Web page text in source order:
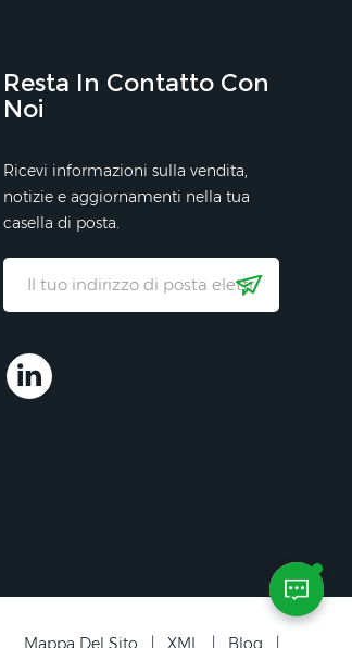
Resta In Contatto Con
Noi
Ricevi informazioni sulla vendita,
notizie e aggiornamenti nella tua
casella di posta.
Mappa Del Sito XML Blog